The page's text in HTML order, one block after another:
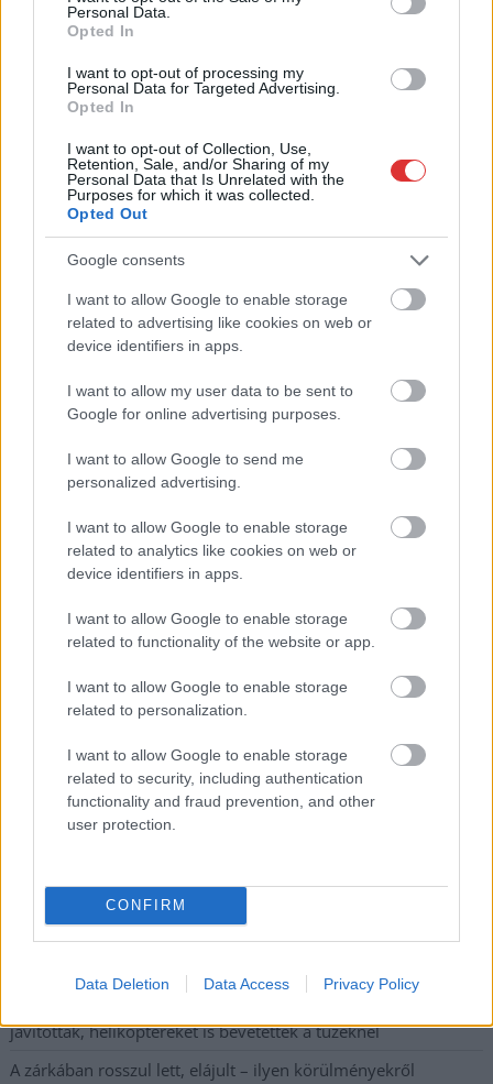
Personal Data.
Opted In
I want to opt-out of processing my
Personal Data for Targeted Advertising.
Opted In
I want to opt-out of Collection, Use,
Retention, Sale, and/or Sharing of my
Personal Data that Is Unrelated with the
Purposes for which it was collected.
Opted Out
Google consents
I want to allow Google to enable storage
related to advertising like cookies on web or
device identifiers in apps.
I want to allow my user data to be sent to
Google for online advertising purposes.
I want to allow Google to send me
personalized advertising.
I want to allow Google to enable storage
related to analytics like cookies on web or
device identifiers in apps.
I want to allow Google to enable storage
related to functionality of the website or app.
I want to allow Google to enable storage
related to personalization.
I want to allow Google to enable storage
related to security, including authentication
functionality and fraud prevention, and other
user protection.
CONFIRM
Data Deletion Data Access Privacy Policy
Szolnokon egy kulcsfontosságú körforgalmat részlegesen
lezárnak a napokban, a közlekedés az átlagost is meghaladó
Elromlott a biztosítóberendezés a ceglédi vasútvonalon,
alapos késések alakultak ki a menetrendhez képest,
kimaradás is előfordult
Ön szerint hogy készül a hamisítatlan szolnoki habos isler?
Országos ellenőrzés indult a hazai akkumulátoripari
üzemekben
Az idei év leglassabb növekedését hozta a június a
kiskereskedelemben
Györfi Mihály több tucat vállalkozással egyeztetett a
kerékpárgyár dolgozóinak megsegítéséről
41 fok fölé forrósodott az ország, Szolnokon pedig egy másik
Egy telefonhívást akart, végül rendőrök vitték el a mezőtúri
A Tisza kormány minisztere újabb nagy változásokról döntött
a közoktatásban – például az iskolaigazgatók visszakapják
Sok volt az igazolatlan hiányzás, Pócs János fizetéslevonást
A Szolnok megyei gazdák nagyon nem akarták a JÉGER
Csendélet 5.0: alig balesetveszélyes lépcső és remek
állapotban levő buszmegálló mutatja, hogy Szolnok mennyire
élhető város
Napokon belül megválasztja az új köztársasági elnököt az
Országgyűlés
javítottak, helikoptereket is bevetettek a tüzeknél
A zárkában rosszul lett, elájult – ilyen körülményekről